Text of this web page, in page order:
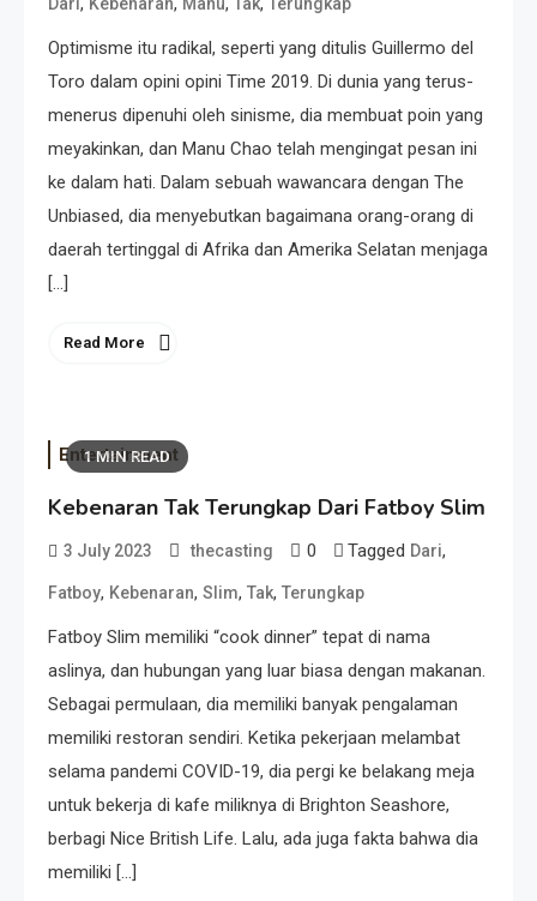
Optimisme itu radikal, seperti yang ditulis Guillermo del
Toro dalam opini opini Time 2019. Di dunia yang terus-
menerus dipenuhi oleh sinisme, dia membuat poin yang
meyakinkan, dan Manu Chao telah mengingat pesan ini
ke dalam hati. Dalam sebuah wawancara dengan The
Unbiased, dia menyebutkan bagaimana orang-orang di
daerah tertinggal di Afrika dan Amerika Selatan menjaga
[…]
Read More
1 MIN READ
Entertainment
Kebenaran Tak Terungkap Dari Fatboy Slim
3 July 2023 thecasting 0 Tagged Dari,
Fatboy, Kebenaran, Slim, Tak, Terungkap
Fatboy Slim memiliki “cook dinner” tepat di nama
aslinya, dan hubungan yang luar biasa dengan makanan.
Sebagai permulaan, dia memiliki banyak pengalaman
memiliki restoran sendiri. Ketika pekerjaan melambat
selama pandemi COVID-19, dia pergi ke belakang meja
untuk bekerja di kafe miliknya di Brighton Seashore,
berbagi Nice British Life. Lalu, ada juga fakta bahwa dia
memiliki […]